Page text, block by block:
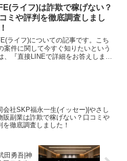
実際にやっていて、稼げている案件
料でプレ...
ライフ)は詐欺で稼げない？
ミや評判を徹底調査しまし
ライフ)についての記事です。こち
案件に関して今すぐ知りたいという
、『直接LINEで詳細をお答えします
会社SKP福永一生(イッセー)|やさし
販副業は詐欺で稼げない？口コミや
を徹底調査しました！
田勇吾|神